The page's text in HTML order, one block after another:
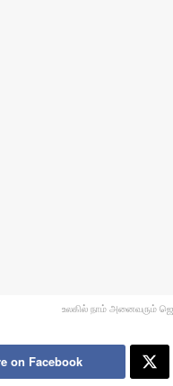
உலகில் நாம் அனைவரும்
on Facebook